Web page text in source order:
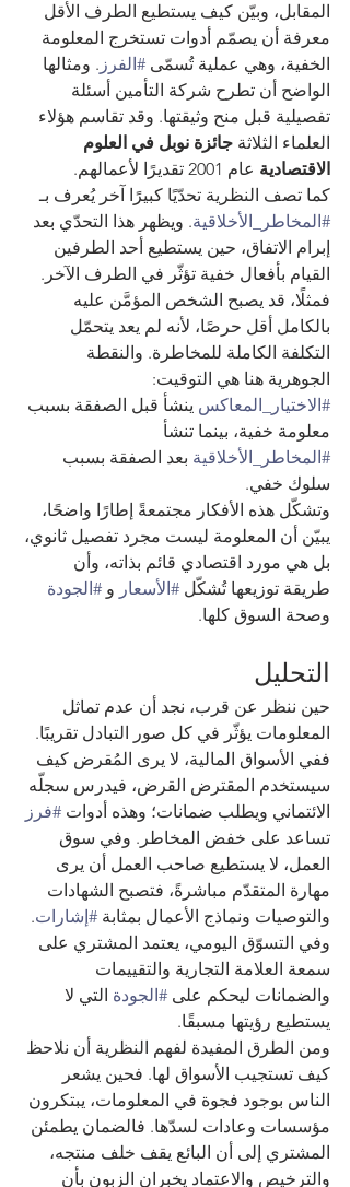
المقابل، وبيّن كيف يستطيع الطرف الأقل
معرفة أن يصمّم أدوات تستخرج المعلومة
الخفية، وهي عملية تُسمّى #الفرز . ومثالها
الواضح أن تطرح شركة التأمين أسئلة
تفصيلية قبل منح وثيقتها. وقد تقاسم هؤلاء
العلماء الثلاثة جائزة نوبل في العلوم
الاقتصادية عام 2001 تقديرًا لأعمالهم.
كما تصف النظرية تحدّيًا كبيرًا آخر يُعرف بـ
#المخاطر_الأخلاقية. ويظهر هذا التحدّي بعد
إبرام الاتفاق، حين يستطيع أحد الطرفين
القيام بأفعال خفية تؤثّر في الطرف الآخر.
فمثلًا، قد يصبح الشخص المؤمَّن عليه
بالكامل أقل حرصًا، لأنه لم يعد يتحمّل
التكلفة الكاملة للمخاطرة. والنقطة
الجوهرية هنا هي التوقيت:
#الاختيار_المعاكس ينشأ قبل الصفقة بسبب
معلومة خفية، بينما تنشأ
#المخاطر_الأخلاقية بعد الصفقة بسبب
سلوك خفي.
وتشكّل هذه الأفكار مجتمعةً إطارًا واضحًا،
يبيّن أن المعلومة ليست مجرد تفصيل ثانوي،
بل هي مورد اقتصادي قائم بذاته، وأن
طريقة توزيعها تُشكّل #الأسعار و #الجودة
وصحة السوق كلها.
التحليل
حين ننظر عن قرب، نجد أن عدم تماثل
المعلومات يؤثّر في كل صور التبادل تقريبًا.
ففي الأسواق المالية، لا يرى المُقرض كيف
سيستخدم المقترض القرض، فيدرس سجلّه
الائتماني ويطلب ضمانات؛ وهذه أدوات #فرز
تساعد على خفض المخاطر. وفي سوق
العمل، لا يستطيع صاحب العمل أن يرى
مهارة المتقدّم مباشرةً، فتصبح الشهادات
والتوصيات ونماذج الأعمال بمثابة #إشارات.
وفي التسوّق اليومي، يعتمد المشتري على
سمعة العلامة التجارية والتقييمات
والضمانات ليحكم على #الجودة التي لا
يستطيع رؤيتها مسبقًا.
ومن الطرق المفيدة لفهم النظرية أن نلاحظ
كيف تستجيب الأسواق لها. فحين يشعر
الناس بوجود فجوة في المعلومات، يبتكرون
مؤسسات وعادات لسدّها. فالضمان يطمئن
المشتري إلى أن البائع يقف خلف منتجه،
والترخيص والاعتماد يخبران الزبون بأن